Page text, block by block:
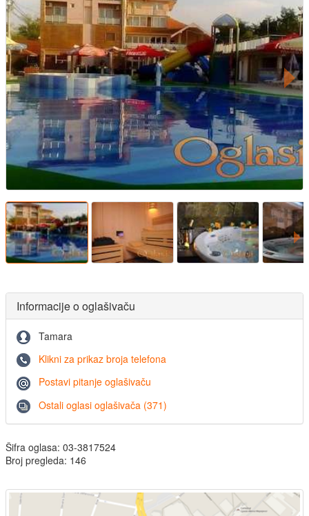
Informacije o oglašivaču
Tamara
Klikni za prikaz broja telefona
Postavi pitanje oglašivaču
Ostali oglasi oglašivača (371)
Šifra oglasa: 03-3817524
Broj pregleda: 146